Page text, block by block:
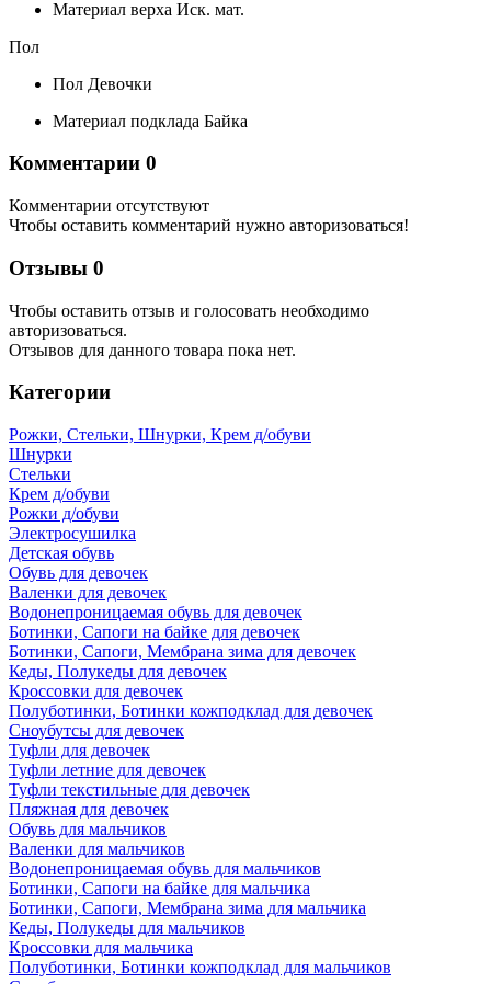
Материал верха Иск. мат.
Пол
Пол Девочки
Материал подклада Байка
Комментарии 0
Комментарии отсутствуют
Чтобы оставить комментарий нужно авторизоваться!
Отзывы 0
Чтобы оcтавить отзыв и голосовать необходимо
авторизоваться.
Отзывов для данного товара пока нет.
Категории
Рожки, Стельки, Шнурки, Крем д/обуви
Шнурки
Стельки
Крем д/обуви
Рожки д/обуви
Электросушилка
Детская обувь
Обувь для девочек
Валенки для девочек
Водонепроницаемая обувь для девочек
Ботинки, Сапоги на байке для девочек
Ботинки, Сапоги, Мембрана зима для девочек
Кеды, Полукеды для девочек
Кроссовки для девочек
Полуботинки, Ботинки кожподклад для девочек
Сноубутсы для девочек
Туфли для девочек
Туфли летние для девочек
Туфли текстильные для девочек
Пляжная для девочек
Обувь для мальчиков
Валенки для мальчиков
Водонепроницаемая обувь для мальчиков
Ботинки, Сапоги на байке для мальчика
Ботинки, Сапоги, Мембрана зима для мальчика
Кеды, Полукеды для мальчиков
Кроссовки для мальчика
Полуботинки, Ботинки кожподклад для мальчиков